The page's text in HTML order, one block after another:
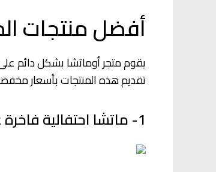
أفضل منتجات
يقوم متجر أوماتشا بشكل دائم
تقديم هذه المنتجات بأسعار
1- ماتشا احتفالية فاخرة عضوية 30 جرام